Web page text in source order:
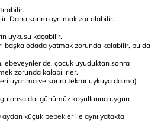
Daha sonra ayrılmak zor olabilir.
uykusu kaçabilir.
başka odada yatmak zorunda kalabilir, bu da
ebeveynler de, çocuk uyuduktan sonra
zorunda kalabilirler.
uyanma ve sonra tekrar uykuya dalma)
da, günümüz koşullarına uygun
küçük bebekler ile aynı yatakta